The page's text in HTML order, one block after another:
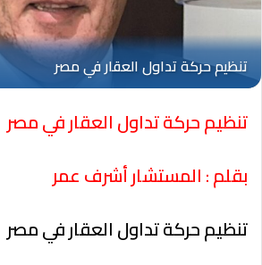
تنظيم حركة تداول العقار في مصر
بقلم : المستشار أشرف عمر
تنظيم حركة تداول العقار في مصر